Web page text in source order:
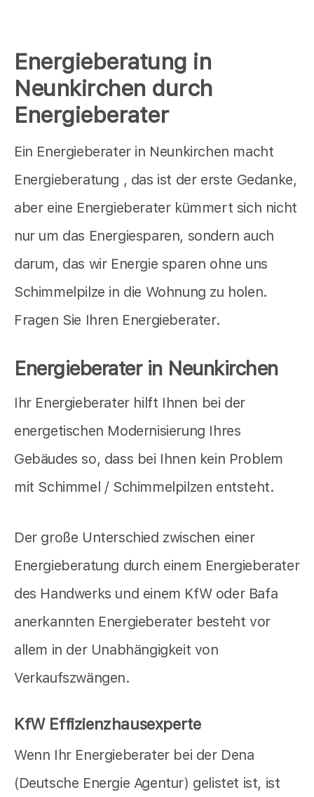
Energieberatung in
Neunkirchen durch
Energieberater
Ein Energieberater in Neunkirchen macht
Energieberatung , das ist der erste Gedanke,
aber eine Energieberater kümmert sich nicht
nur um das Energiesparen, sondern auch
darum, das wir Energie sparen ohne uns
Schimmelpilze in die Wohnung zu holen.
Fragen Sie Ihren Energieberater.
Energieberater in Neunkirchen
Ihr Energieberater hilft Ihnen bei der
energetischen Modernisierung Ihres
Gebäudes so, dass bei Ihnen kein Problem
mit Schimmel / Schimmelpilzen entsteht.
Der große Unterschied zwischen einer
Energieberatung durch einem Energieberater
des Handwerks und einem KfW oder Bafa
anerkannten Energieberater besteht vor
allem in der Unabhängigkeit von
Verkaufszwängen.
KfW Effizienzhausexperte
Wenn Ihr Energieberater bei der Dena
(Deutsche Energie Agentur) gelistet ist, ist